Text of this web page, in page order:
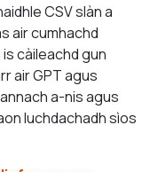
CSV slàn a
air cumhachd
càileachd gun
air GPT agus
a-nis agus
luchdachadh sìos